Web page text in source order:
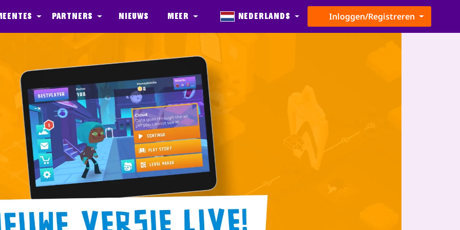
Partners Nieuws Meer Nederlands Inloggen/Registreren